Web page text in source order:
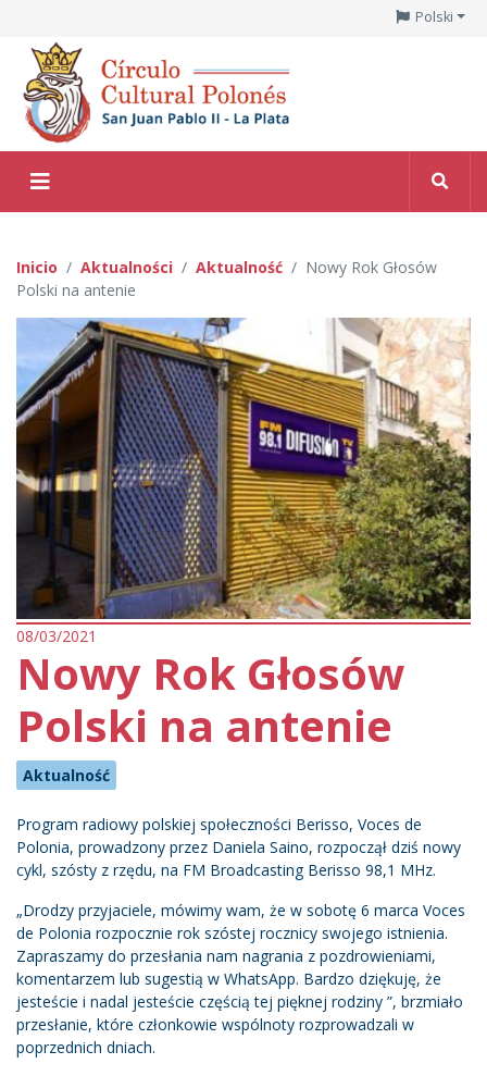
Polski
Inicio Aktualności Aktualność
Nowy Rok Głosów
Polski na antenie
08/03/2021
Nowy Rok Głosów
Polski na antenie
Aktualność
Program radiowy polskiej społeczności Berisso, Voces de
Polonia, prowadzony przez Daniela Saino, rozpoczął dziś nowy
cykl, szósty z rzędu, na FM Broadcasting Berisso 98,1 MHz.
„Drodzy przyjaciele, mówimy wam, że w sobotę 6 marca Voces
de Polonia rozpocznie rok szóstej rocznicy swojego istnienia.
Zapraszamy do przesłania nam nagrania z pozdrowieniami,
komentarzem lub sugestią w WhatsApp. Bardzo dziękuję, że
jesteście i nadal jesteście częścią tej pięknej rodziny ”, brzmiało
przesłanie, które członkowie wspólnoty rozprowadzali w
poprzednich dniach.